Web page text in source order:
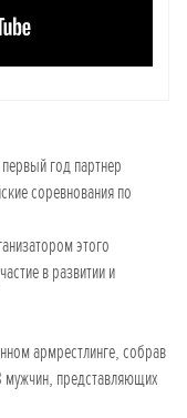
год партнер
соревнования по
этого
в развитии и
армрестлинге, собрав
представляющих